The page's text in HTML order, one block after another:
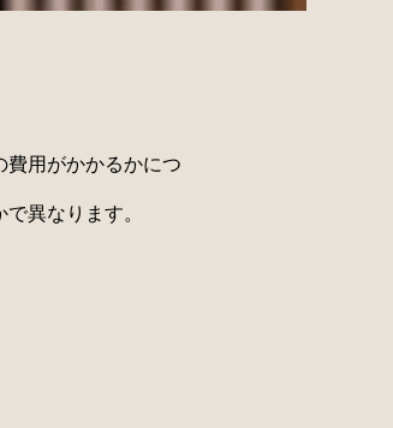
費用がかかるかにつ
異なります。